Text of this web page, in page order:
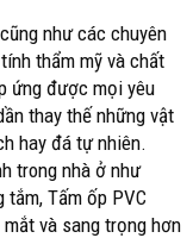
như các chuyên
thẩm mỹ và chất
ứng được mọi yêu
thay thế những vật
hay đá tự nhiên.
trong nhà ở như
tắm, Tấm ốp PVC
và sang trọng hơn